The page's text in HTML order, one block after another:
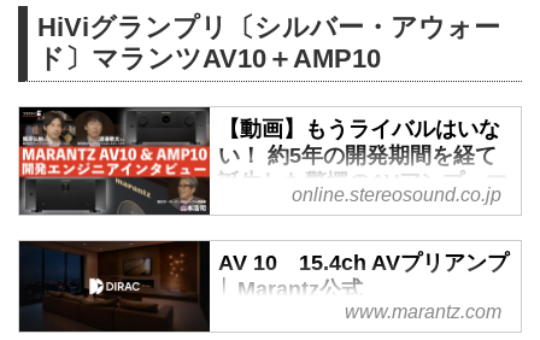
バー
AVC-A1Hは、昨年秋に開催され
た東京インターナショナルオーデ
ィオショウで参考出品されていた
ハイエンドAVアンプだ。15chの
パワーアンプを内蔵し、ドルビー
アトモスやDTS:X、IMAX
Reality Audioといった最...
します - Stereo Sound
ONLINE
一体型AVアンプの最高峰とし
て、今HiVi読者をはじめとしたホ
ームシアター愛好家や映画好きの
注目を集めているデノン AVC-
A1H。今回の動画では、最新スペ
ック＆高音質を手に入れたこの
AVC-A1Hがどのように組み立て
られているのか、その生産現場を
つぶさにリポートいたします。
AVC-A1Hの生まれ故郷は福島県
HiViグランプリ〔シルバー・アウォー
ド〕マランツAV10＋AMP10
【動画】もうライバルはいな
い！ 約5年の開発期間を経て
誕生した驚愕のAVアンプ。マ
ランツ AV10 & AMP10開発エ
ンジニアインタビュー 聞き
手：オーディオビジュアル評
論家 山本浩司 - Stereo
Sound ONLINE
online.stereosound.co.jp
AV 10 15.4ch AVプリアンプ
│ Marantz公式
HDAM-SA3を15.4chすべてのプ
www.marantz.com